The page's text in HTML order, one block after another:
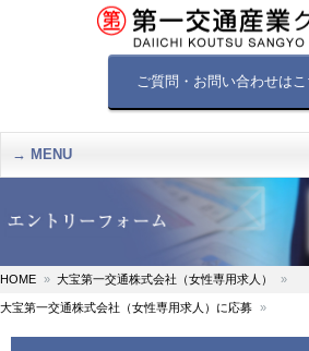
ご質問・お問い合わせは
MENU
HOME 大宝第一交通株式会社（女性専用求人）
大宝第一交通株式会社（女性専用求人）に応募